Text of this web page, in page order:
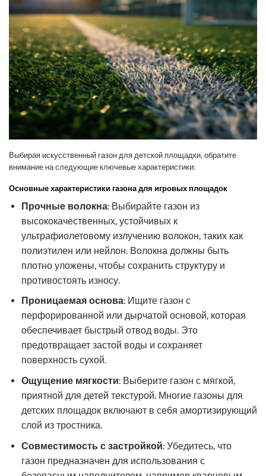
Выбирая искусственный газон для детской площадки, обратите
внимание на следующие ключевые характеристики:
Основные характеристики газона для игровых площадок
Прочные волокна: Выбирайте газон из
высококачественных, устойчивых к
ультрафиолетовому излучению волокон, таких как
полиэтилен или нейлон. Волокна должны быть
плотно уложены, чтобы сохранить структуру и
противостоять износу.
Проницаемая основа: Ищите газон с
перфорированной или дырчатой основой, которая
обеспечивает быстрый отвод воды. Это
предотвращает застой воды и сохраняет
поверхность сухой.
Ощущение мягкости: Выберите газон с мягкой,
приятной для детей текстурой. Многие газоны для
детских площадок включают в себя амортизирующий
слой из тростника.
Совместимость с застройкой: Убедитесь, что
газон предназначен для использования с